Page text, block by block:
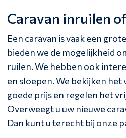
Caravan inruilen
Een caravan is vaak een
bieden we de mogelijkheid
ruilen. We hebben ook
en sloepen. We bekijken het
goede prijs en regelen het
Overweegt u uw nieuwe
Dan kunt u terecht bij onze